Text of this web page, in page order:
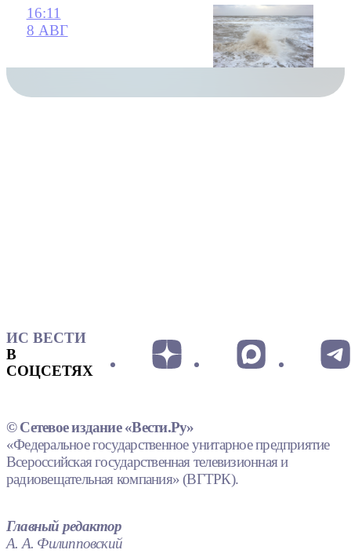
16:11
8 АВГ
ИС ВЕСТИ
В
СОЦСЕТЯХ
© Сетевое издание «Вести.Ру»
«Федеральное государственное унитарное предприятие
Всероссийская государственная телевизионная и
радиовещательная компания» (ВГТРК).
Главный редактор
А. А. Филипповский